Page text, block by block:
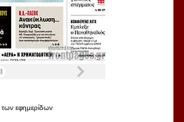
των εφημερίδων